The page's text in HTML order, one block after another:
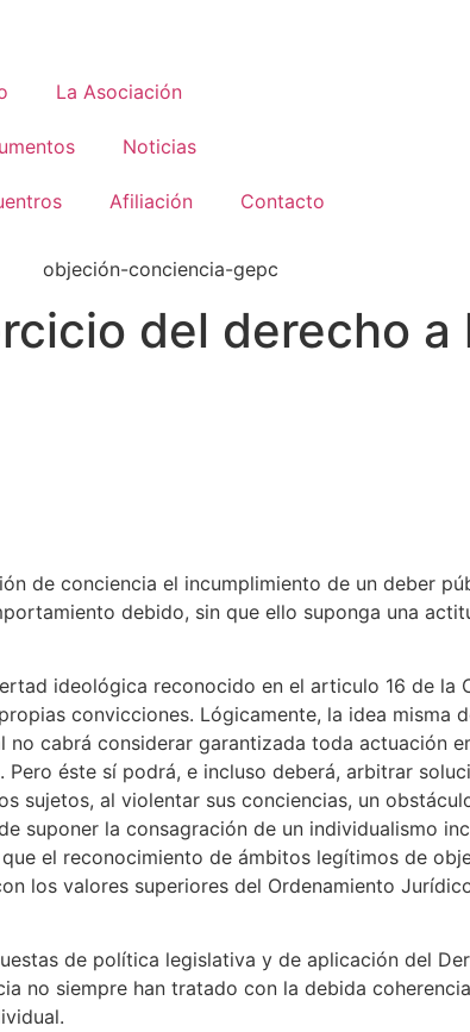
La Asociación
Noticias
Afiliación Contacto
del derecho a
de conciencia el incumplimiento de un deber
debido, sin que ello suponga una
ideológica reconocido en el articulo 16 de la
convicciones. Lógicamente, la idea misma
cabrá considerar garantizada toda actuación
éste sí podrá, e incluso deberá, arbitrar
sujetos, al violentar sus conciencias, un
suponer la consagración de un individualismo
el reconocimiento de ámbitos legítimos de
los valores superiores del Ordenamiento
de política legislativa y de aplicación del
no siempre han tratado con la debida